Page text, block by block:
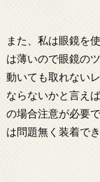
また、私は眼鏡を
は薄いので眼鏡の
動いても取れない
ならないかと言え
の場合注意が必要
は問題無く装着でき